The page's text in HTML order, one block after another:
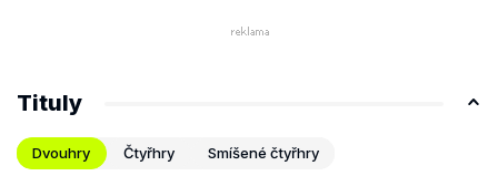
Tituly
Dvouhry Čtyřhry Smíšené čtyřhry